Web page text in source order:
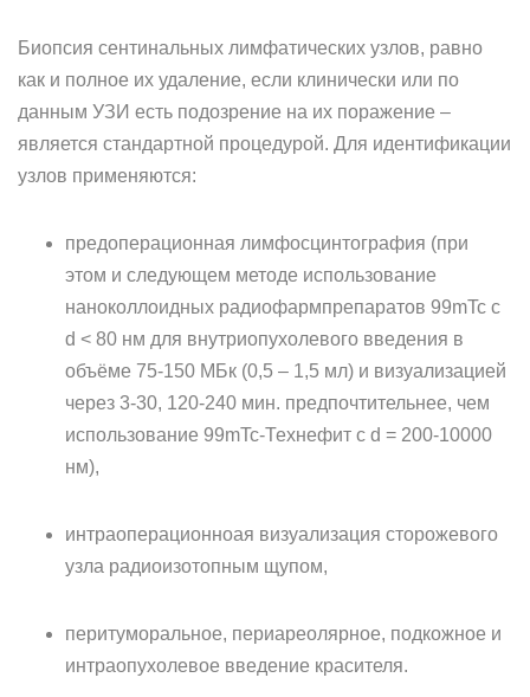
Биопсия сентинальных лимфатических узлов, равно
как и полное их удаление, если клинически или по
данным УЗИ есть подозрение на их поражение –
является стандартной процедурой. Для идентификации
узлов применяются:
предоперационная лимфосцинтография (при
этом и следующем методе использование
наноколлоидных радиофармпрепаратов 99mTc с
d < 80 нм для внутриопухолевого введения в
объёме 75-150 МБк (0,5 – 1,5 мл) и визуализацией
через 3-30, 120-240 мин. предпочтительнее, чем
использование 99mTc-Технефит с d = 200-10000
нм),
интраоперационноая визуализация сторожевого
узла радиоизотопным щупом,
перитуморальное, периареолярное, подкожное и
интраопухолевое введение красителя.